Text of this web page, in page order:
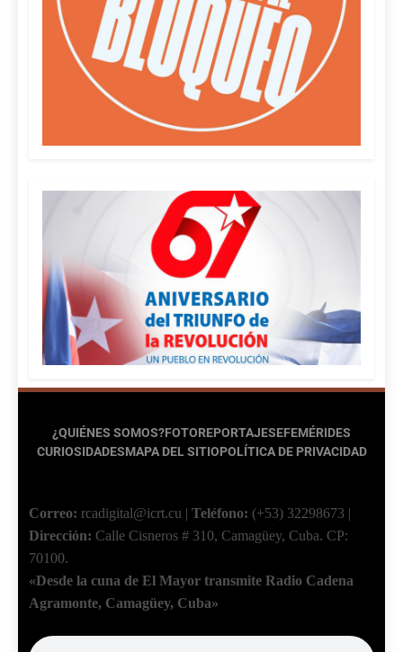
¿QUIÉNES SOMOS?FOTOREPORTAJESEFEMÉRIDES
CURIOSIDADESMAPA DEL SITIOPOLÍTICA DE PRIVACIDAD
Correo: rcadigital@icrt.cu | Teléfono: (+53) 32298673 |
Dirección: Calle Cisneros # 310, Camagüey, Cuba. CP:
70100.
«Desde la cuna de El Mayor transmite Radio Cadena
Agramonte, Camagüey, Cuba»